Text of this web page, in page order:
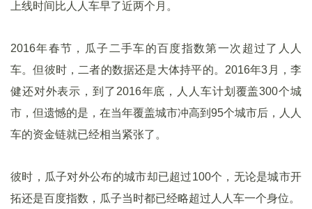
上线时间比人人车早了近两个月。
2016年春节，瓜子二手车的百度指数第一次超过了人人
车。但彼时，二者的数据还是大体持平的。2016年3月，李
健还对外表示，到了2016年底，人人车计划覆盖300个城
市，但遗憾的是，在当年覆盖城市冲高到95个城市后，人人
车的资金链就已经相当紧张了。
彼时，瓜子对外公布的城市却已超过100个，无论是城市开
拓还是百度指数，瓜子当时都已经略超过人人车一个身位。